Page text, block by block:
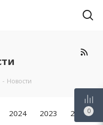
- Новости
2024 2023 20220